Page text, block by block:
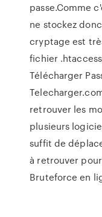
passe.Comme
ne stockez
cryptage est
fichier
Télécharger
retrouver les
plusieurs
suffit de
à retrouver
Bruteforce en